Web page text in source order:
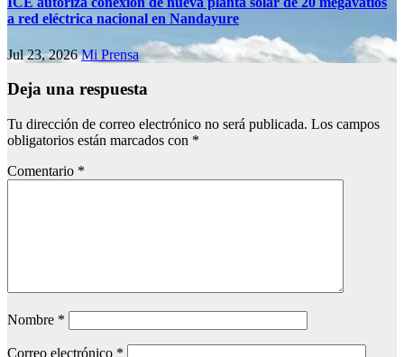
a red eléctrica nacional en Nandayure
Jul 23, 2026Mi Prensa
Deja una respuesta
Tu dirección de correo electrónico no será publicada. Los campos
obligatorios están marcados con *
Comentario *
Nombre *
Correo electrónico *